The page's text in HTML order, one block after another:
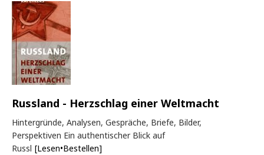
Russland - Herzschlag einer Weltmacht
Hintergründe, Analysen, Gespräche, Briefe, Bilder,
Perspektiven Ein authentischer Blick auf
Russl [Lesen•Bestellen]